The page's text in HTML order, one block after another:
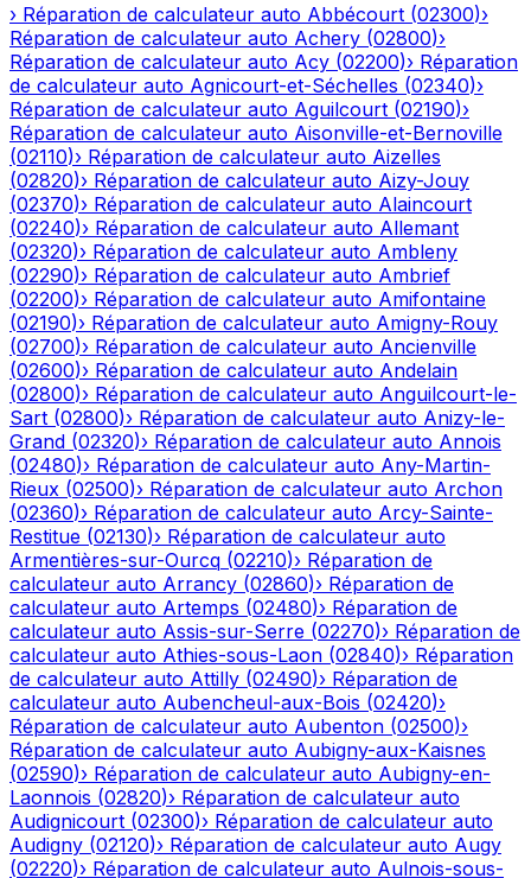
› Réparation de calculateur auto Abbécourt (02300)›
Réparation de calculateur auto Achery (02800)›
Réparation de calculateur auto Acy (02200)› Réparation
de calculateur auto Agnicourt-et-Séchelles (02340)›
Réparation de calculateur auto Aguilcourt (02190)›
Réparation de calculateur auto Aisonville-et-Bernoville
(02110)› Réparation de calculateur auto Aizelles
(02820)› Réparation de calculateur auto Aizy-Jouy
(02370)› Réparation de calculateur auto Alaincourt
(02240)› Réparation de calculateur auto Allemant
(02320)› Réparation de calculateur auto Ambleny
(02290)› Réparation de calculateur auto Ambrief
(02200)› Réparation de calculateur auto Amifontaine
(02190)› Réparation de calculateur auto Amigny-Rouy
(02700)› Réparation de calculateur auto Ancienville
(02600)› Réparation de calculateur auto Andelain
(02800)› Réparation de calculateur auto Anguilcourt-le-
Sart (02800)› Réparation de calculateur auto Anizy-le-
Grand (02320)› Réparation de calculateur auto Annois
(02480)› Réparation de calculateur auto Any-Martin-
Rieux (02500)› Réparation de calculateur auto Archon
(02360)› Réparation de calculateur auto Arcy-Sainte-
Restitue (02130)› Réparation de calculateur auto
Armentières-sur-Ourcq (02210)› Réparation de
calculateur auto Arrancy (02860)› Réparation de
calculateur auto Artemps (02480)› Réparation de
calculateur auto Assis-sur-Serre (02270)› Réparation de
calculateur auto Athies-sous-Laon (02840)› Réparation
de calculateur auto Attilly (02490)› Réparation de
calculateur auto Aubencheul-aux-Bois (02420)›
Réparation de calculateur auto Aubenton (02500)›
Réparation de calculateur auto Aubigny-aux-Kaisnes
(02590)› Réparation de calculateur auto Aubigny-en-
Laonnois (02820)› Réparation de calculateur auto
Audignicourt (02300)› Réparation de calculateur auto
Audigny (02120)› Réparation de calculateur auto Augy
(02220)› Réparation de calculateur auto Aulnois-sous-